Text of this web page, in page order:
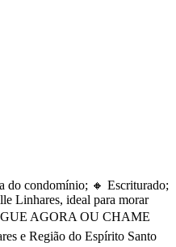
do condomínio; 🔸 Escriturado;
Linhares, ideal para morar
AGORA OU CHAME
e Região do Espírito Santo